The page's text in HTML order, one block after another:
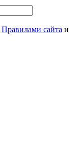
Правилами сайта и